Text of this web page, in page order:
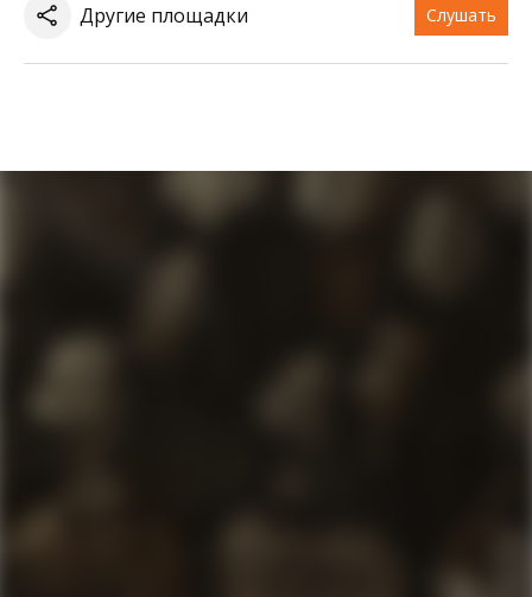
Другие площадки Слушать